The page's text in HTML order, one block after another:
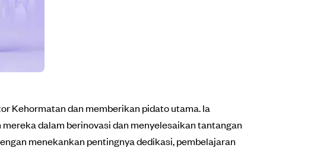
Kehormatan dan memberikan pidato utama. Ia
dalam berinovasi dan menyelesaikan tantangan
menekankan pentingnya dedikasi, pembelajaran